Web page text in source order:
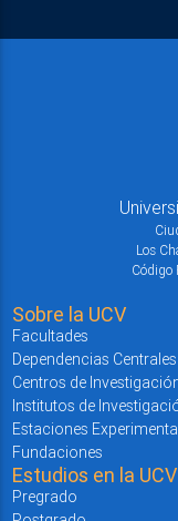
Los
Código
Sobre la UCV
Facultades
Dependencias Centrales
Centros de
Institutos de
Estaciones
Fundaciones
Estudios en la UCV
Pregrado